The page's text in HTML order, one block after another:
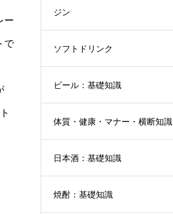
ー
で
ジン
ソフトドリンク
ビール：基礎知識
体質・健康・マナー・横断知識
日本酒：基礎知識
焼酎：基礎知識